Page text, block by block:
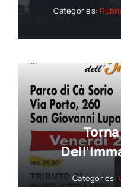
Categories:
Categories: